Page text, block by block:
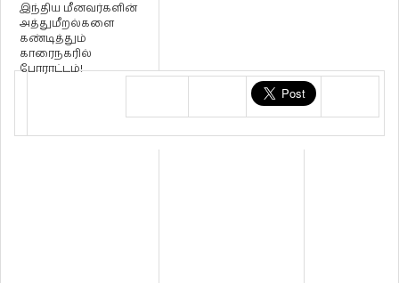
இந்திய மீனவர்களின்
அத்துமீறல்களை
கண்டித்தும்
காரைநகரில்
போராட்டம்!